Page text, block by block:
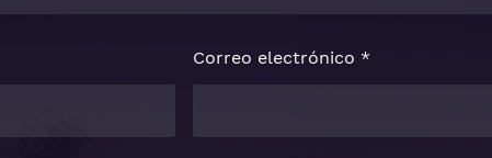
Correo electrónico *